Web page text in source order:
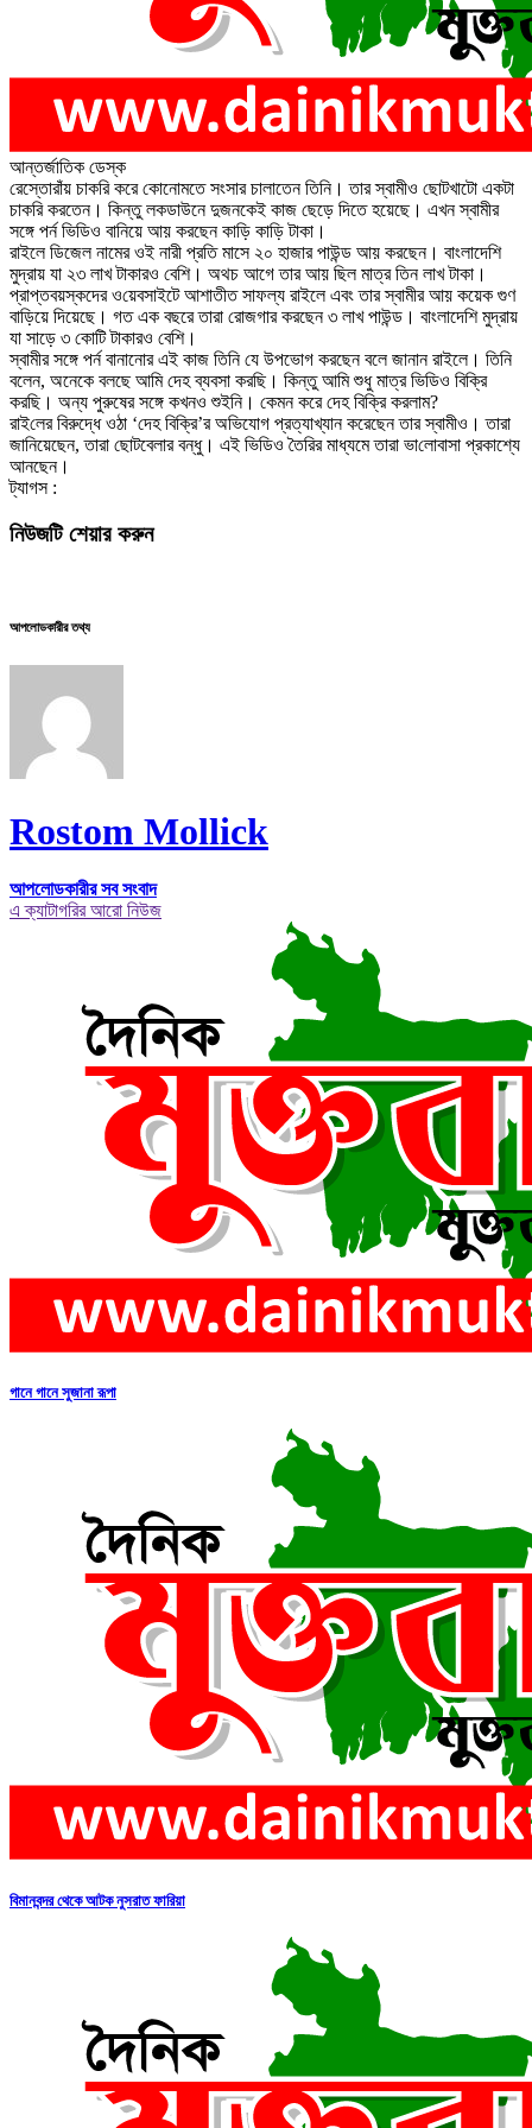
আন্তর্জাতিক ডেস্ক
রেস্তোরাঁয় চাকরি করে কোনোমতে সংসার চালাতেন তিনি। তার স্বামীও ছোটখাটো একটা
চাকরি করতেন। কিন্তু লকডাউনে দুজ‌নকেই কাজ ছেড়ে দিতে হয়েছে। এখন স্বামীর
সঙ্গে পর্ন ভিডিও বানিয়ে আয় করছেন কাড়ি কাড়ি টাকা।
রাইলে ডিজেল নামের ওই নারী প্রতি মাসে ২০ হাজার পাউন্ড আয় করছেন। বাংলাদেশি
মুদ্রায় যা ২৩ লাখ টাকারও বেশি। অথচ আগে তার আয় ছিল মাত্র ‌তিন লাখ টাকা।
প্রাপ্তবয়স্কদের ও‌য়েবসাইটে আশাতীত সাফল্য রাইলে এবং তার স্বামীর আয় কয়েক গুণ
বাড়িয়ে দিয়েছে। গত এক বছরে তারা রোজগার করছেন ৩ লাখ পাউন্ড। বাংলাদেশি মুদ্রায়
যা সাড়ে ৩ কোটি টাকারও বেশি।
স্বামীর সঙ্গে পর্ন বানানোর এই কাজ তিনি যে উপভোগ করছেন বলে জানান রাইলে। তিনি
বলেন, অনেকে বলছে আমি দেহ ব্যবসা করছি। কিন্তু আমি শুধু মাত্র ভিডিও বিক্রি
করছি। অন্য পুরুষের সঙ্গে কখনও শুইনি। কেমন করে দেহ বিক্রি করলাম?
রাই‌লের বিরুদ্ধে ওঠা ‘দেহ বিক্রি’র অভিযোগ প্রত্যাখ্যান করেছেন তার স্বামীও। তারা
জানিয়েছেন, তারা ছোটবেলার বন্ধু। এই ভিডিও তৈরির মাধ্যমে তারা ভা‌লোবাসা প্রকাশ্যে
আনছেন।
ট্যাগস :
নিউজটি শেয়ার করুন
আপলোডকারীর তথ্য
Rostom Mollick
আপলোডকারীর সব সংবাদ
এ ক্যাটাগরির আরো নিউজ
গানে গানে সুজানা রূপা
বিমানবন্দর থেকে আটক নুসরাত ফারিয়া